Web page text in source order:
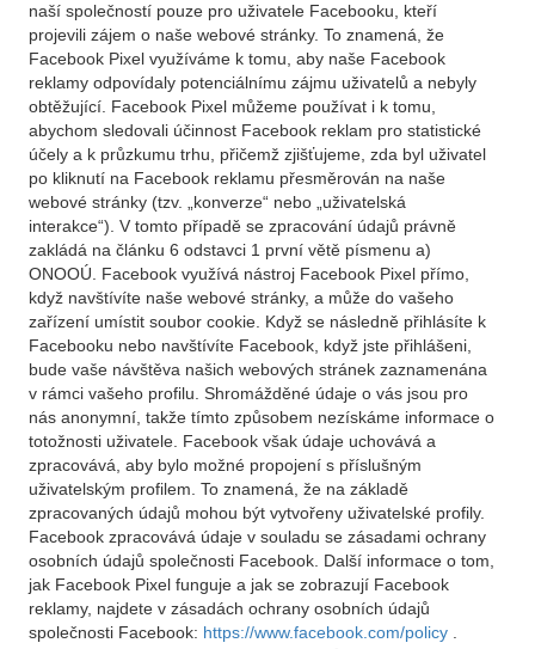
naší společností pouze pro uživatele Facebooku, kteří
projevili zájem o naše webové stránky. To znamená, že
Facebook Pixel využíváme k tomu, aby naše Facebook
reklamy odpovídaly potenciálnímu zájmu uživatelů a nebyly
obtěžující. Facebook Pixel můžeme používat i k tomu,
abychom sledovali účinnost Facebook reklam pro statistické
účely a k průzkumu trhu, přičemž zjišťujeme, zda byl uživatel
po kliknutí na Facebook reklamu přesměrován na naše
webové stránky (tzv. „konverze“ nebo „uživatelská
interakce“). V tomto případě se zpracování údajů právně
zakládá na článku 6 odstavci 1 první větě písmenu a)
ONOOÚ. Facebook využívá nástroj Facebook Pixel přímo,
když navštívíte naše webové stránky, a může do vašeho
zařízení umístit soubor cookie. Když se následně přihlásíte k
Facebooku nebo navštívíte Facebook, když jste přihlášeni,
bude vaše návštěva našich webových stránek zaznamenána
v rámci vašeho profilu. Shromážděné údaje o vás jsou pro
nás anonymní, takže tímto způsobem nezískáme informace o
totožnosti uživatele. Facebook však údaje uchovává a
zpracovává, aby bylo možné propojení s příslušným
uživatelským profilem. To znamená, že na základě
zpracovaných údajů mohou být vytvořeny uživatelské profily.
Facebook zpracovává údaje v souladu se zásadami ochrany
osobních údajů společnosti Facebook. Další informace o tom,
jak Facebook Pixel funguje a jak se zobrazují Facebook
reklamy, najdete v zásadách ochrany osobních údajů
společnosti Facebook: https://www.facebook.com/policy